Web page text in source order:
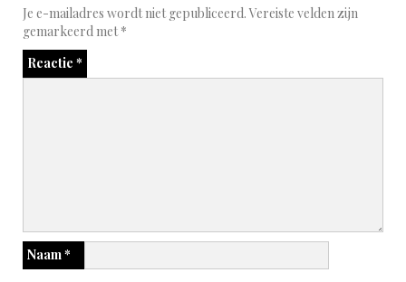
Je e-mailadres wordt niet gepubliceerd. Vereiste velden zijn
gemarkeerd met*
Reactie *
Naam*